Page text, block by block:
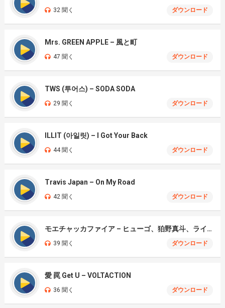
32 聞く ダウンロード
Mrs. GREEN APPLE – 風と町
47 聞く ダウンロード
TWS (투어스) – SODA SODA
29 聞く ダウンロード
ILLIT (아일릿) – I Got Your Back
44 聞く ダウンロード
Travis Japan – On My Road
42 聞く ダウンロード
モエチャッカファイア – ヒューゴ、狛野真斗、ライト、セヴェリアン (Cover )
39 聞く ダウンロード
愛 罠 Get U – VOLTACTION
36 聞く ダウンロード